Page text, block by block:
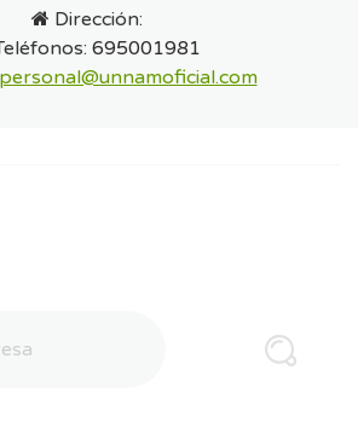
Dirección:
695001981
personal@unnamoficial.com